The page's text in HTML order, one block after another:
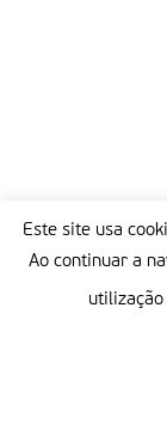
Este site usa
Ao continuar a
utilização